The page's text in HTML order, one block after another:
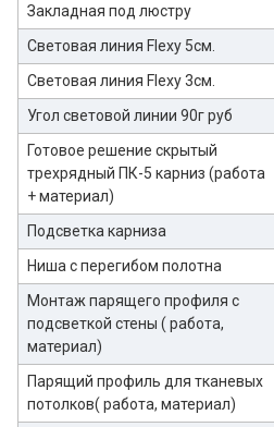
Закладная под люстру
Световая линия Flexy 5см.
Световая линия Flexy 3см.
Угол световой линии 90г руб
Готовое решение скрытый
трехрядный ПК-5 карниз (работа
+ материал)
Подсветка карниза
Ниша с перегибом полотна
Монтаж парящего профиля с
подсветкой стены ( работа,
материал)
Парящий профиль для тканевых
потолков( работа, материал)